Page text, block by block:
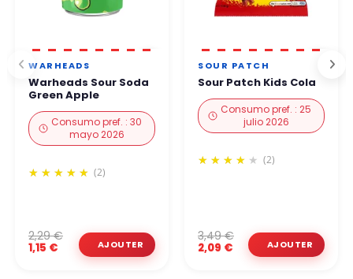
WARHEADS
Warheads Sour Soda
Green Apple
Consumo pref. : 30
mayo 2026
(2)
1,15 €
2,29 €
SOUR PATCH
Sour Patch Kids Cola
Consumo pref. : 25
julio 2026
(2)
2,09 €
3,49 €